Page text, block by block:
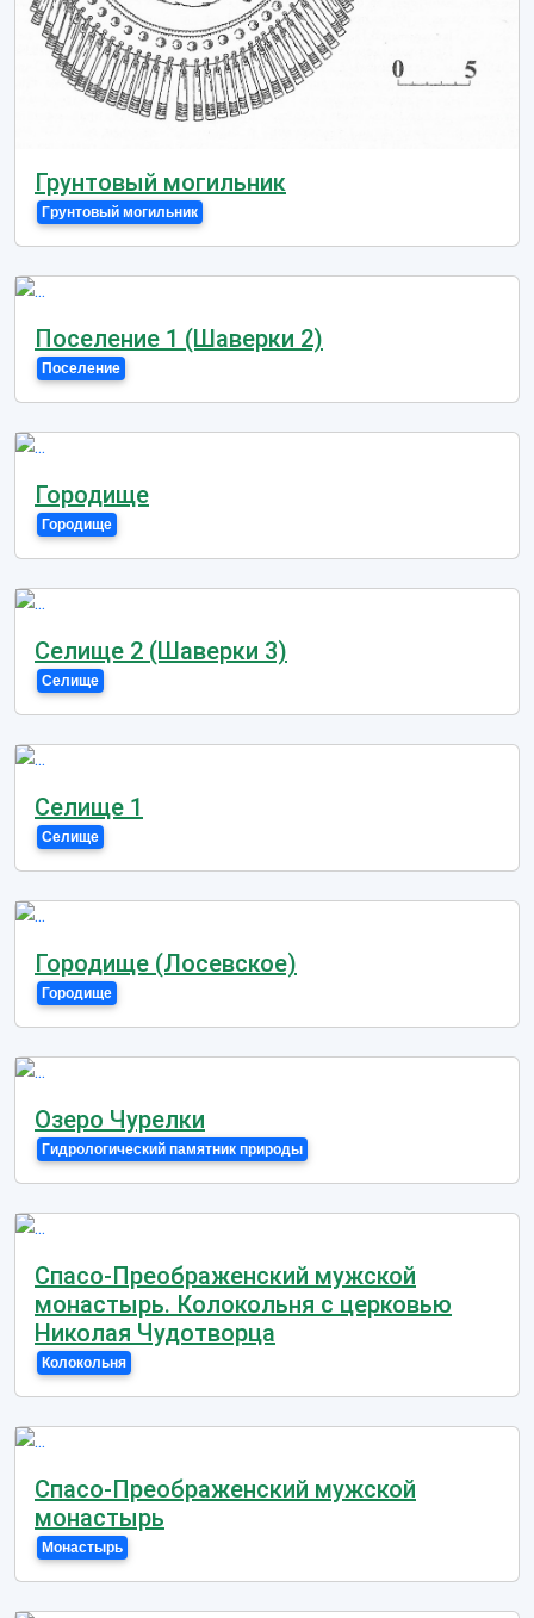
Грунтовый могильник
Грунтовый могильник
Поселение 1 (Шаверки 2)
Поселение
Городище
Городище
Селище 2 (Шаверки 3)
Селище
Селище 1
Селище
Городище (Лосевское)
Городище
Озеро Чурелки
Гидрологический памятник природы
Спасо-Преображенский мужской
монастырь. Колокольня с церковью
Николая Чудотворца
Колокольня
Спасо-Преображенский мужской
монастырь
Монастырь